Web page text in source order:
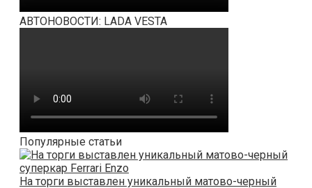
АВТОНОВОСТИ: LADA VESTA
Популярные статьи
На торги выставлен уникальный матово-черный